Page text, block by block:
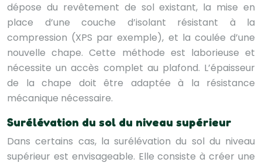
dépose du revêtement de sol existant, la mise en
place d’une couche d’isolant résistant à la
compression (XPS par exemple), et la coulée d’une
nouvelle chape. Cette méthode est laborieuse et
nécessite un accès complet au plafond. L’épaisseur
de la chape doit être adaptée à la résistance
mécanique nécessaire.
Surélévation du sol du niveau supérieur
Dans certains cas, la surélévation du sol du niveau
supérieur est envisageable. Elle consiste à créer une